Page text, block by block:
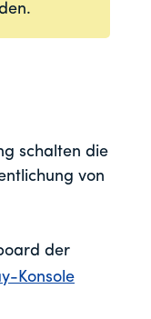
schalten die
von
der
Konsole